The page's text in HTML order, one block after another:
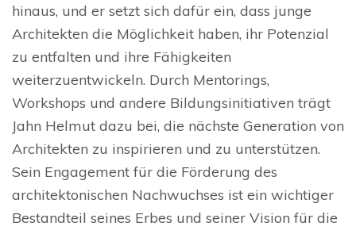
hinaus, und er setzt sich dafür ein, dass junge
Architekten die Möglichkeit haben, ihr Potenzial
zu entfalten und ihre Fähigkeiten
weiterzuentwickeln. Durch Mentorings,
Workshops und andere Bildungsinitiativen trägt
Jahn Helmut dazu bei, die nächste Generation von
Architekten zu inspirieren und zu unterstützen.
Sein Engagement für die Förderung des
architektonischen Nachwuchses ist ein wichtiger
Bestandteil seines Erbes und seiner Vision für die